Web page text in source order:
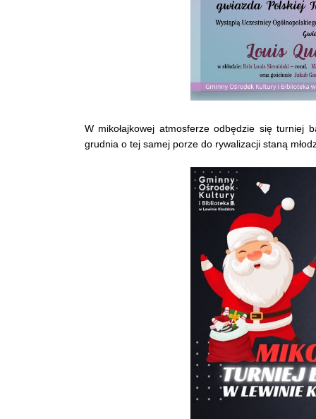
W mikołajkowej atmosferze odbędzie się
grudnia o tej samej porze do rywalizacji staną